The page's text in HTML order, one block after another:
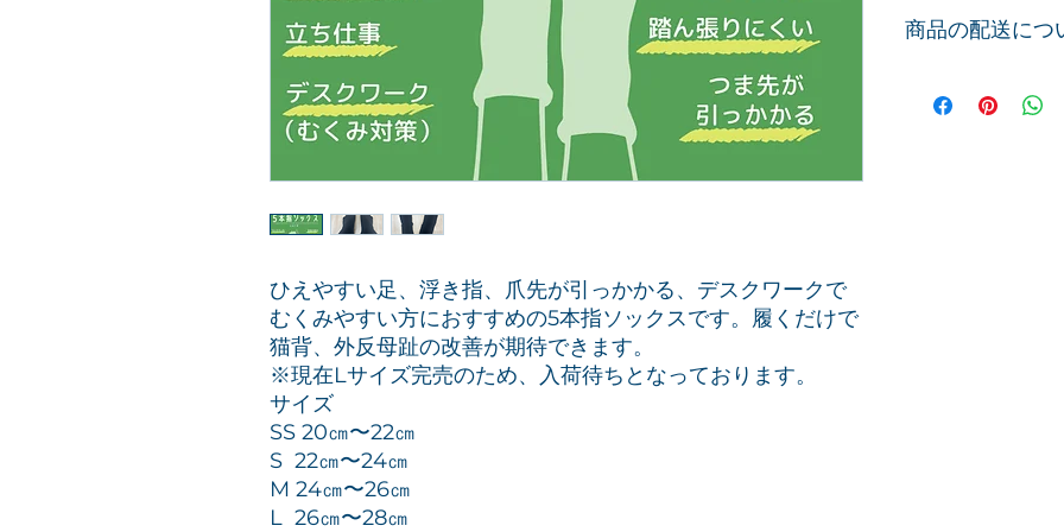
ひえやすい足、浮き指、爪先が引っかかる、デスクワークで
むくみやすい方におすすめの5本指ソックスです。履くだけで
猫背、外反母趾の改善が期待できます。
※現在Lサイズ完売のため、入荷待ちとなっております。
サイズ
SS 20㎝〜22㎝
S 22㎝〜24㎝
M 24㎝〜26㎝
L 26㎝〜28㎝
所に着払いにて返送
木村ｋ商店
商品の配送につ
送料：無料